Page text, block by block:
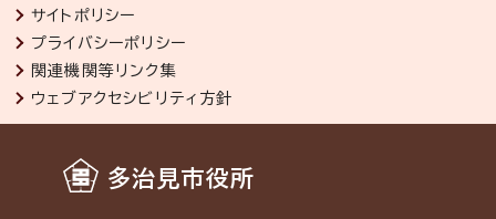
サイトポリシー
プライバシーポリシー
関連機関等リンク集
ウェブアクセシビリティ方針
多治見市役所